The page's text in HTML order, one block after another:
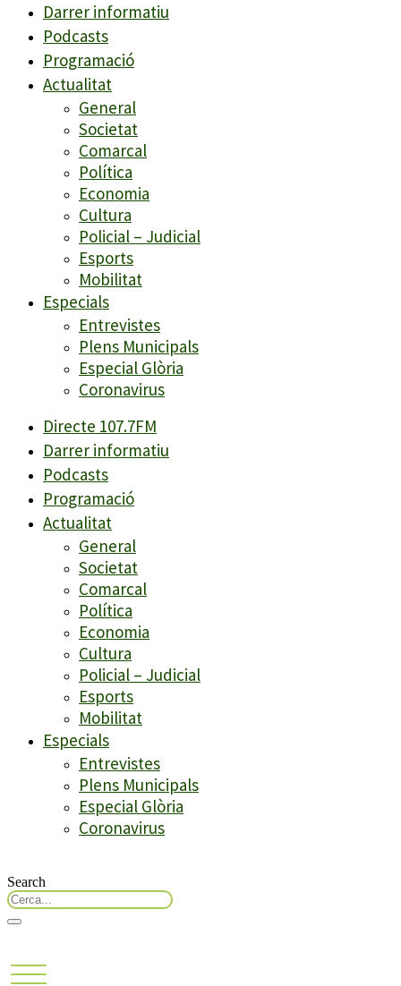
Darrer informatiu
Podcasts
Programació
Actualitat
General
Societat
Comarcal
Política
Economia
Cultura
Policial – Judicial
Esports
Mobilitat
Especials
Entrevistes
Plens Municipals
Especial Glòria
Coronavirus
Directe 107.7FM
Darrer informatiu
Podcasts
Programació
Actualitat
General
Societat
Comarcal
Política
Economia
Cultura
Policial – Judicial
Esports
Mobilitat
Especials
Entrevistes
Plens Municipals
Especial Glòria
Coronavirus
Search